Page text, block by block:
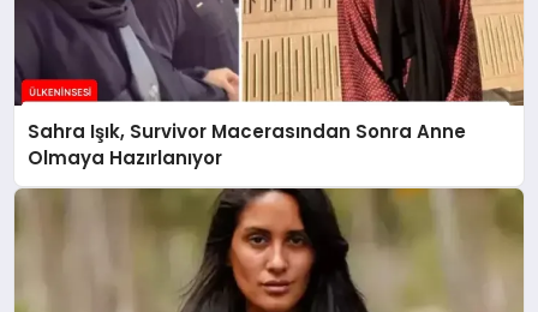
Sahra Işık, Survivor Macerasından Sonra Anne
Olmaya Hazırlanıyor